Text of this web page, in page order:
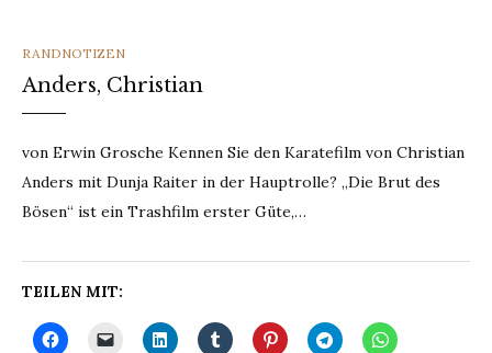
CATEGORIES
RANDNOTIZEN
Anders, Christian
von Erwin Grosche Kennen Sie den Karatefilm von Christian
Anders mit Dunja Raiter in der Hauptrolle? „Die Brut des
Bösen“ ist ein Trashfilm erster Güte,…
TEILEN MIT: